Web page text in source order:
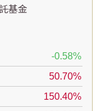
基金
-0.58
50.70
150.40